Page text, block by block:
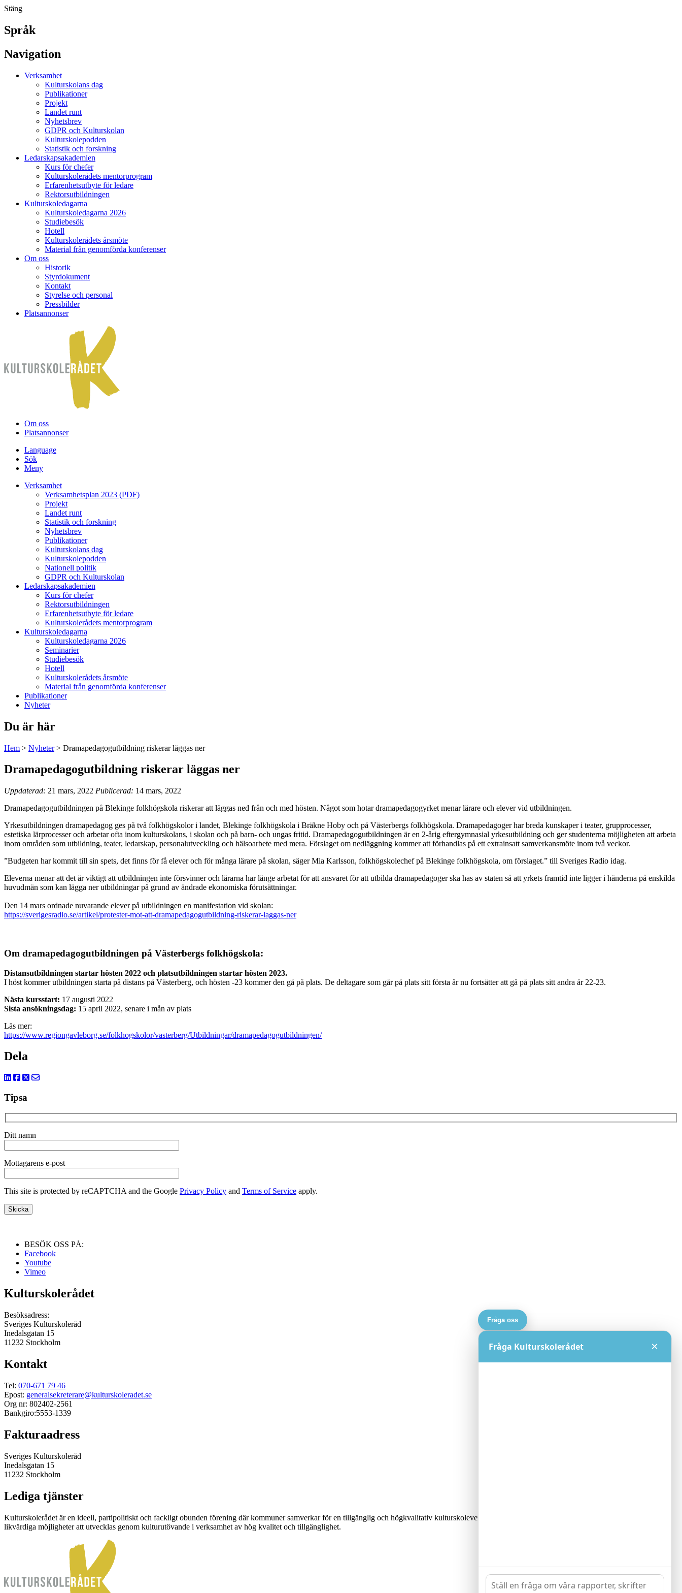
Stäng
Språk
Navigation
Verksamhet
Kulturskolans dag
Publikationer
Projekt
Landet runt
Nyhetsbrev
GDPR och Kulturskolan
Kulturskolepodden
Statistik och forskning
Ledarskapsakademien
Kurs för chefer
Kulturskolerådets mentorprogram
Erfarenhetsutbyte för ledare
Rektorsutbildningen
Kulturskoledagarna
Kulturskoledagarna 2026
Studiebesök
Hotell
Kulturskolerådets årsmöte
Material från genomförda konferenser
Om oss
Historik
Styrdokument
Kontakt
Styrelse och personal
Pressbilder
Platsannonser
Om oss
Platsannonser
Language
Sök
Meny
Verksamhet
Verksamhetsplan 2023 (PDF)
Projekt
Landet runt
Statistik och forskning
Nyhetsbrev
Publikationer
Kulturskolans dag
Kulturskolepodden
Nationell politik
GDPR och Kulturskolan
Ledarskapsakademien
Kurs för chefer
Rektorsutbildningen
Erfarenhetsutbyte för ledare
Kulturskolerådets mentorprogram
Kulturskoledagarna
Kulturskoledagarna 2026
Seminarier
Studiebesök
Hotell
Kulturskolerådets årsmöte
Material från genomförda konferenser
Publikationer
Nyheter
Du är här
Hem > Nyheter> Dramapedagogutbildning riskerar läggas ner
Dramapedagogutbildning riskerar läggas ner
Uppdaterad: 21 mars, 2022 Publicerad: 14 mars, 2022
Dramapedagogutbildningen på Blekinge folkhögskola riskerar att läggas ned från och med hösten. Något som hotar dramapedagogyrket menar lärare och elever vid utbildningen.
Yrkesutbildningen dramapedagog ges på två folkhögskolor i landet, Blekinge folkhögskola i Bräkne Hoby och på Västerbergs folkhögskola. Dramapedagoger har breda kunskaper i teater, grupprocesser,
estetiska lärprocesser och arbetar ofta inom kulturskolans, i skolan och på barn- och ungas fritid. Dramapedagogutbildningen är en 2-årig eftergymnasial yrkesutbildning och ger studenterna möjligheten att arbeta
inom områden som utbildning, teater, ledarskap, personalutveckling och hälsoarbete med mera. Förslaget om nedläggning kommer att förhandlas på ett extrainsatt samverkansmöte inom två veckor.
”Budgeten har kommit till sin spets, det finns för få elever och för många lärare på skolan, säger Mia Karlsson, folkhögskolechef på Blekinge folkhögskola, om förslaget.” till Sveriges Radio idag.
Eleverna menar att det är viktigt att utbildningen inte försvinner och lärarna har länge arbetat för att ansvaret för att utbilda dramapedagoger ska has av staten så att yrkets framtid inte ligger i händerna på enskilda
huvudmän som kan lägga ner utbildningar på grund av ändrade ekonomiska förutsättningar.
Den 14 mars ordnade nuvarande elever på utbildningen en manifestation vid skolan:
https://sverigesradio.se/artikel/protester-mot-att-dramapedagogutbildning-riskerar-laggas-ner
Om dramapedagogutbildningen på Västerbergs folkhögskola:
Distansutbildningen startar hösten 2022 och platsutbildningen startar hösten 2023.
I höst kommer utbildningen starta på distans på Västerberg, och hösten -23 kommer den gå på plats. De deltagare som går på plats sitt första år nu fortsätter att gå på plats sitt andra år 22-23.
Nästa kursstart: 17 augusti 2022
Sista ansökningsdag: 15 april 2022, senare i mån av plats
Läs mer:
https://www.regiongavleborg.se/folkhogskolor/vasterberg/Utbildningar/dramapedagogutbildningen/
Dela
Tipsa
Ditt namn
Mottagarens e-post
This site is protected by reCAPTCHA and the Google Privacy Policy and Terms of Service apply.
BESÖK OSS PÅ:
Facebook
Youtube
Vimeo
Kulturskolerådet
Besöksadress:
Sveriges Kulturskoleråd
Inedalsgatan 15
11232 Stockholm
Kontakt
Tel: 070-671 79 46
Epost: generalsekreterare@kulturskoleradet.se
Org nr: 802402-2561
Bankgiro:5553-1339
Fakturaadress
Sveriges Kulturskoleråd
Inedalsgatan 15
11232 Stockholm
Lediga tjänster
Kulturskolerådet är en ideell, partipolitiskt och fackligt obunden förening där kommuner samverkar för en tillgänglig och högkvalitativ kulturskoleverksamhet. Rådets vision är att alla barn och unga har
likvärdiga möjligheter att utvecklas genom kulturutövande i verksamhet av hög kvalitet och tillgänglighet.
Fråga oss
Fråga Kulturskolerådet ×